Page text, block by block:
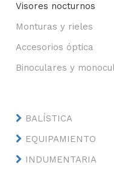
Visores nocturnos
Monturas y rieles
Accesorios óptica
Binoculares y
BALÍSTICA
EQUIPAMIENTO
INDUMENTARIA